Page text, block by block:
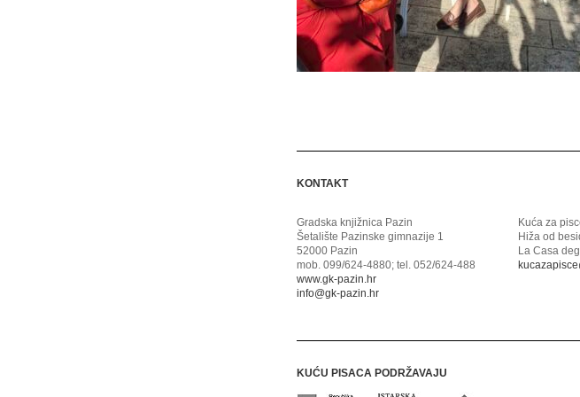
KONTAKT
Gradska knjižnica Pazin
Šetalište Pazinske gimnazije 1
52000 Pazin
mob. 099/624-4880; tel. 052/624-488
www.gk-pazin.hr
info@gk-pazin.hr
Kuća za
Hiža od
La Casa
KUĆU PISACA PODRŽAVAJU